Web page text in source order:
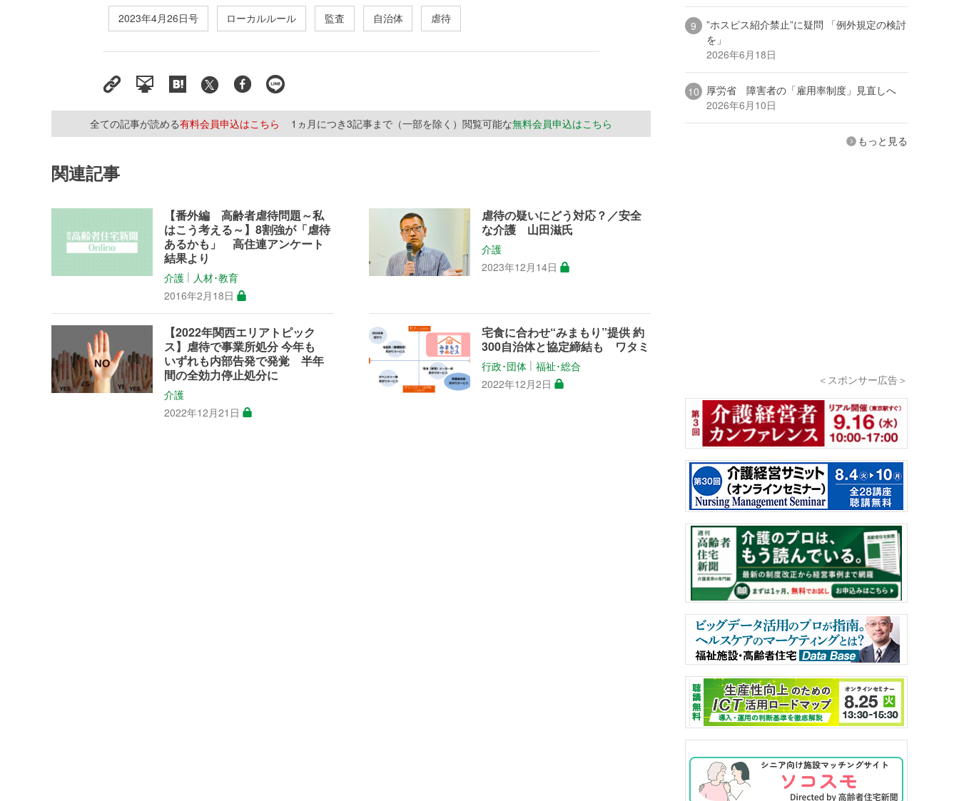
2023年4月26日号 ローカルルール 監査 自治体 虐待
全ての記事が読める有料会員申込はこちら 1ヵ月につき3記事まで（一部を除く）閲覧可能な無料会員申込はこちら
関連記事
【番外編 高齢者虐待問題～私
はこう考える～】8割強が「虐待
あるかも」 高住連アンケート
結果より
介護 │ 人材･教育
2016年2月18日
虐待の疑いにどう対応？／安全
な介護 山田滋氏
介護
2023年12月14日
【2022年関西エリアトピック
ス】虐待で事業所処分 今年も
いずれも内部告発で発覚 半年
間の全効力停止処分に
介護
2022年12月21日
宅食に合わせ“みまもり”提供 約
300自治体と協定締結も ワタミ
行政･団体 │福祉･総合
2022年12月2日
”ホスピス紹介禁止”に疑問 「例外規定の検討
を」
2026年6月18日
厚労省 障害者の「雇用率制度」見直しへ
2026年6月10日
もっと見る
＜スポンサー広告＞